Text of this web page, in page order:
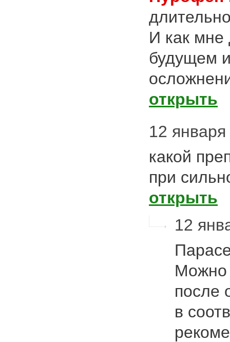
И как мне
будущем
открыть
12
какой
при
открыть
12
после
в